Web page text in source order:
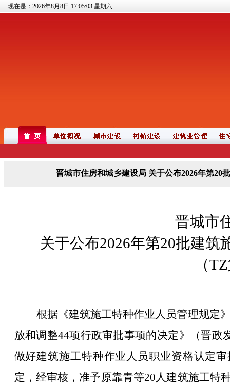
现在是：2026年8月8日 17:05:03 星期六
晋城市住房和城乡建设局 关于公布2026年第20
晋城市
关于公布2026年第20批建筑
（
根据《建筑施工特种作业人员管理规定
放和调整44项行政审批事项的决定》（晋政
做好建筑施工特种作业人员职业资格认定
定 ，经审核， 准予原靠青等20人建筑施工特